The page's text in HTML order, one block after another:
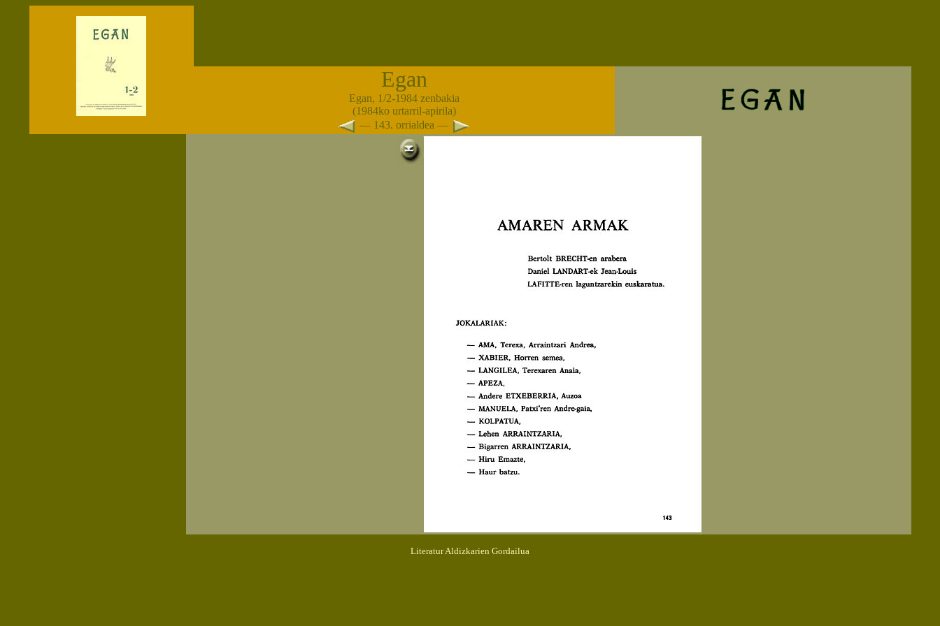
Egan
Egan, 1/2-1984 zenbakia
(1984ko urtarril-apirila)
— 143. orrialdea —
Literatur Aldizkarien Gordailua